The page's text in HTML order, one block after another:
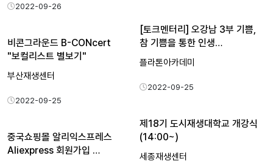
2022-09-26
[토크멘터리] 오강남 3부 기쁨,
참 기쁨을 통한 인생…
플라톤아카데미
2022-09-25
비콘그라운드 B-CONcert
"보컬리스트 별보기"
부산재생센터
2022-09-25
제18기 도시재생대학교 개강식
(14:00~)
세종재생센터
중국쇼핑몰 알리익스프레스
Aliexpress 회원가입 …